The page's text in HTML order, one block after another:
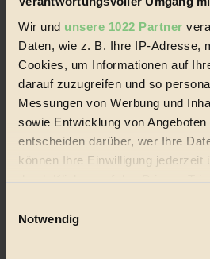
Wir und unsere 1022 Partner
Daten, wie z. B. Ihre IP-Adresse,
Cookies, um Informationen auf
darauf zuzugreifen und so
Messungen von Werbung und
sowie Entwicklung von
entscheiden darüber, wer Ihre
können Ihre Einwilligung jederzeit
durch Klicken auf das Privacy
Notwendig
Jetzt eintragen:
© 2026 Biorama GmbH
Impressum & Disclaimer
Datenschutz
Mediadaten
Lebenswandel. Es ist eine moderne